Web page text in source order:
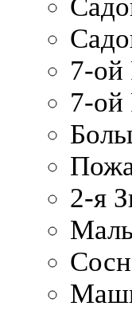
7-ой
7-ой
2-я